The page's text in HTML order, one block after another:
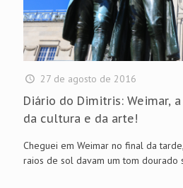
27 de agosto de 2016
Diário do Dimitris: Weimar,
da cultura e da arte!
Cheguei em Weimar no final da
raios de sol davam um tom dourado